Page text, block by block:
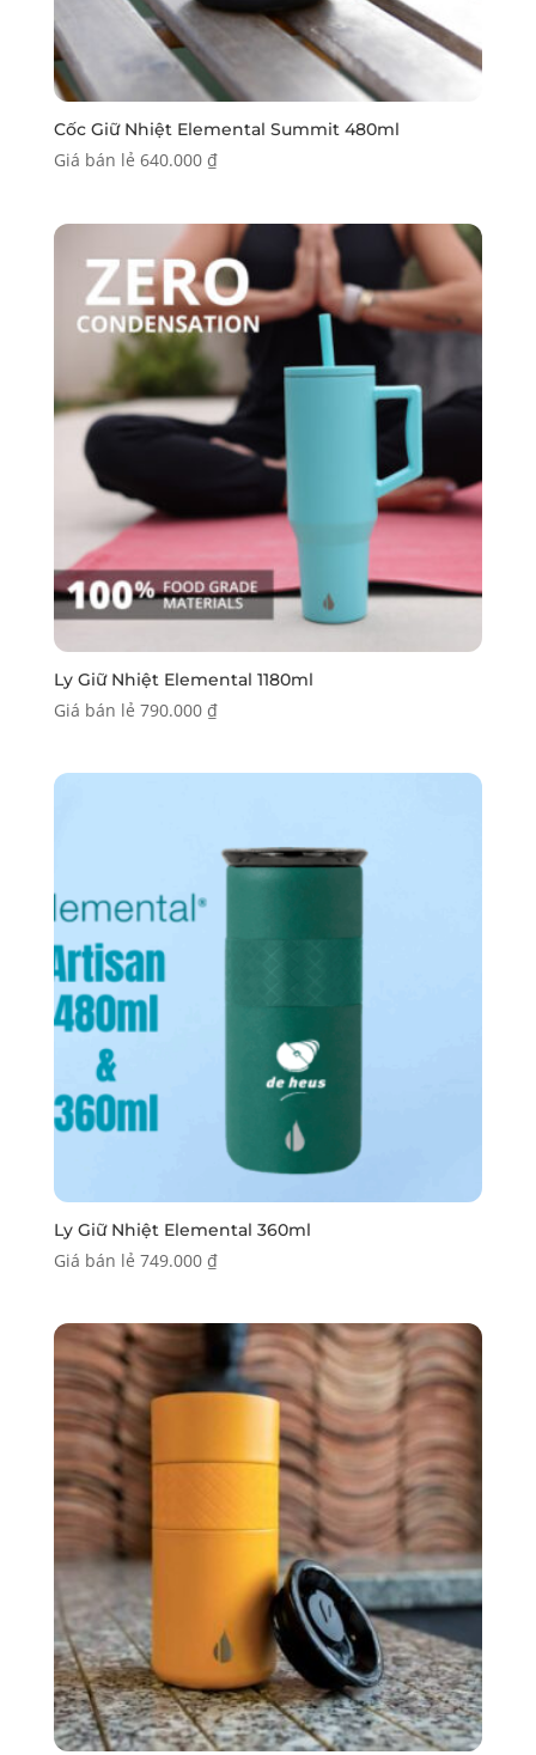
Cốc Giữ Nhiệt Elemental Summit 480ml
Giá bán lẻ 640.000 ₫
Ly Giữ Nhiệt Elemental 1180ml
Giá bán lẻ 790.000 ₫
Ly Giữ Nhiệt Elemental 360ml
Giá bán lẻ 749.000 ₫